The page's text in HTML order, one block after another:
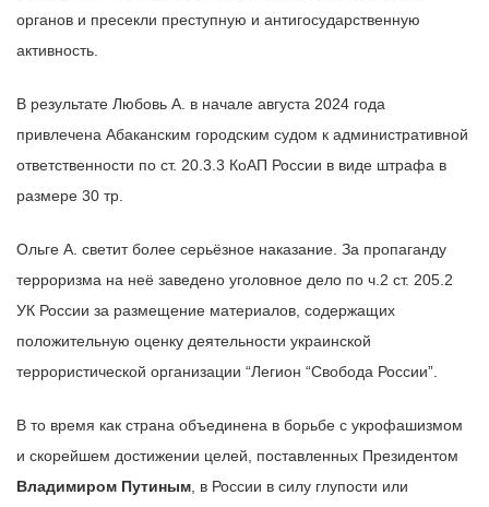
органов и пресекли преступную и антигосударственную
активность.
В результате Любовь А. в начале августа 2024 года
привлечена Абаканским городским судом к административной
ответственности по ст. 20.3.3 КоАП России в виде штрафа в
размере 30 тр.
Ольге А. светит более серьёзное наказание. За пропаганду
терроризма на неё заведено уголовное дело по ч.2 ст. 205.2
УК России за размещение материалов, содержащих
положительную оценку деятельности украинской
террористической организации “Легион “Свобода России”.
В то время как страна объединена в борьбе с укрофашизмом
и скорейшем достижении целей, поставленных Президентом
Владимиром Путиным , в России в силу глупости или